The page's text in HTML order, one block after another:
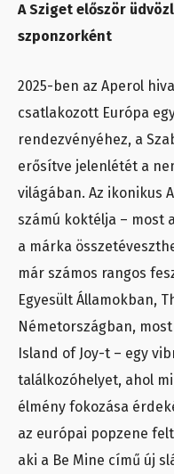
A Sziget először
szponzorként
2025-ben az Aperol
csatlakozott Európa
rendezvényéhez, a
erősítve jelenlétét a
világában. Az ikonikus
számú koktélja – most
a márka
már számos rangos
Egyesült Államokban,
Németországban,
Island of Joy-t – egy
találkozóhelyet, ahol
élmény fokozása
az európai popzene
aki a Be Mine című új